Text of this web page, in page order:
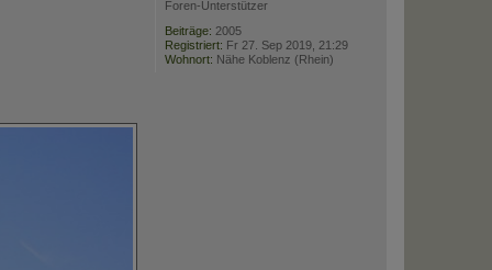
Foren-Unterstützer
Beiträge: 2005
Registriert: Fr 27. Sep 2019, 21:29
Wohnort: Nähe Koblenz (Rhein)